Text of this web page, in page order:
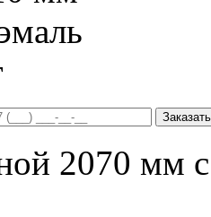
Заказать
2070 мм